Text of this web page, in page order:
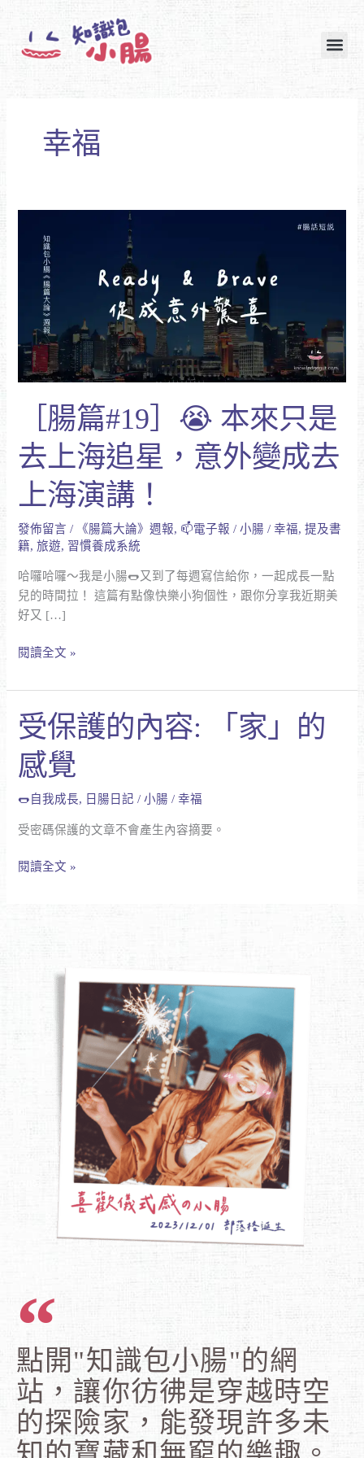
幸福
［腸篇#19］😭 本來只是
去上海追星，意外變成去
上海演講！
發佈留言 / 《腸篇大論》週報, 📫電子報 /小腸/幸福,提及書
籍,旅遊, 習慣養成系統
哈囉哈囉～我是小腸🌭又到了每週寫信給你，一起成長一點
兒的時間拉！ 這篇有點像快樂小狗個性，跟你分享我近期美
好又 […]
#19］
是
去
星，
意
成
去
上
海
演
閱讀全文 »
受保護的內容: 「家」的
感覺
🌭自我成長, 日腸日記 /小腸/幸福
受密碼保護的文章不會產生內容摘要。
受
保
護
的
內
「家」
感
閱讀全文 »
點開"知識包小腸"的網
站，讓你彷彿是穿越時空
的探險家，能發現許多未